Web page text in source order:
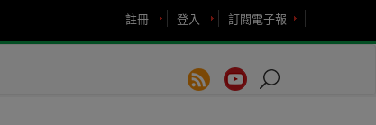
訂閱電子報
登入
註冊